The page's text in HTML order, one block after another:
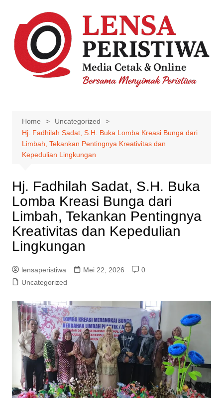
content
Home
Uncategorized
Hj. Fadhilah Sadat, S.H. Buka Lomba Kreasi Bunga dari
Limbah, Tekankan Pentingnya Kreativitas dan
Kepedulian Lingkungan
Hj. Fadhilah Sadat, S.H. Buka
Lomba Kreasi Bunga dari
Limbah, Tekankan Pentingnya
Kreativitas dan Kepedulian
Lingkungan
lensaperistiwa Mei 22, 2026
0
Uncategorized